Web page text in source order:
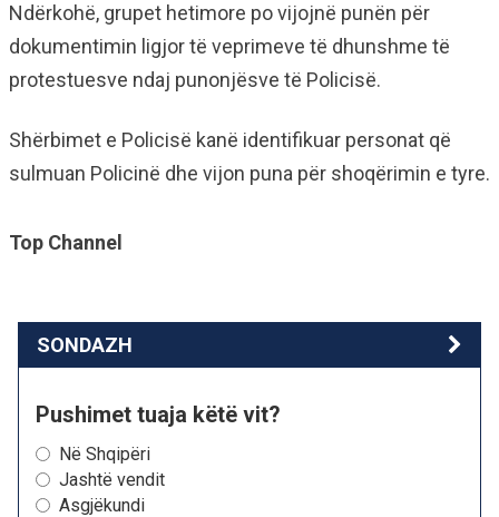
Ndërkohë, grupet hetimore po vijojnë punën për
dokumentimin ligjor të veprimeve të dhunshme të
protestuesve ndaj punonjësve të Policisë.
Shërbimet e Policisë kanë identifikuar personat që
sulmuan Policinë dhe vijon puna për shoqërimin e tyre.
Top Channel
SONDAZH
Pushimet tuaja këtë vit?
Në Shqipëri
Jashtë vendit
Asgjëkundi